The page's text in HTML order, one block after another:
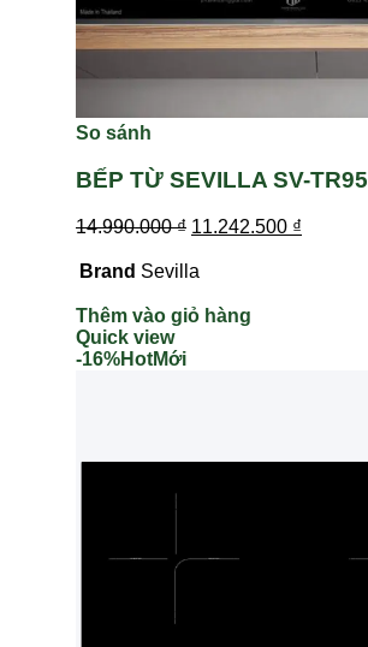
So sánh
BẾP TỪ SEVILLA SV-TR95
14.990.000₫ 11.242.500 ₫
Brand Sevilla
Thêm vào giỏ hàng
Quick view
-16%HotMới